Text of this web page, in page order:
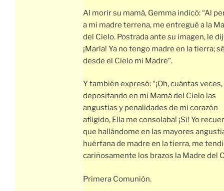
Al morir su mamá, Gemma indicó: “Al
a mi madre terrena, me entregué a la
del Cielo. Postrada ante su imagen, le
¡María! Ya no tengo madre en la tierra;
desde el Cielo mi Madre”.
Y también expresó: “¡Oh, cuántas veces,
depositando en mi Mamá del Cielo las
angustias y penalidades de mi corazón
afligido, Ella me consolaba! ¡Sí! Yo
que hallándome en las mayores
huérfana de madre en la tierra, me
cariñosamente los brazos la Madre del
Primera Comunión.